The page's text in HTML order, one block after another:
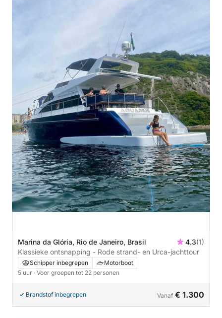
Marina da Glória, Rio de Janeiro, Brasil 4.3(1)
Klassieke ontsnapping - Rode strand- en Urca-jachttour
Schipper inbegrepen
Motorboot
5 uur · Voor groepen tot 22 personen
Brandstof inbegrepen Vanaf € 1.300